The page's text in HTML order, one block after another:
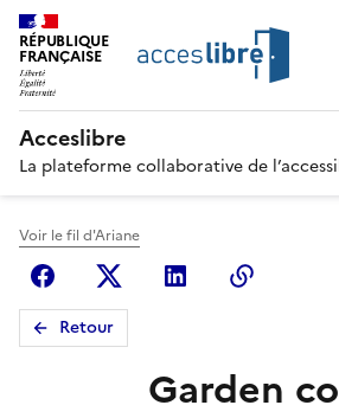
RÉPUBLIQUE
FRANÇAISE
Acceslibre
La plateforme collaborative de
Voir le fil d'Ariane
FacebookX (anciennement
Linkedin
Retour
Garden